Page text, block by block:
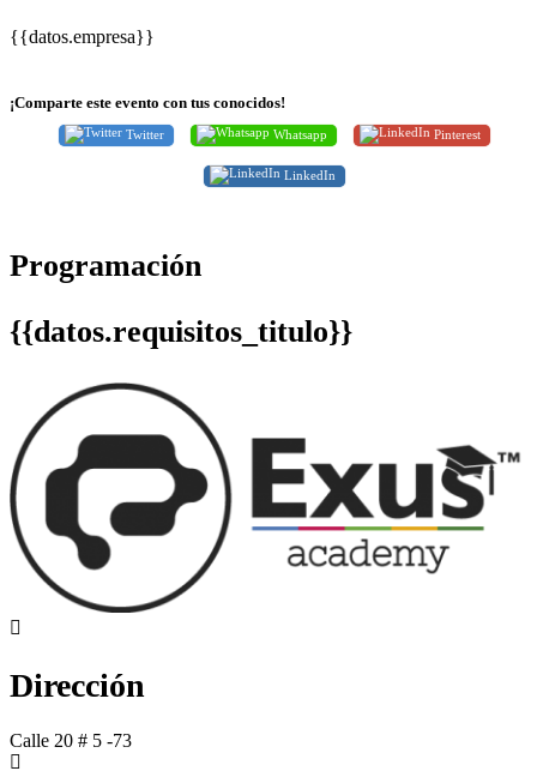
{{datos.empresa}}
¡Comparte este evento con tus conocidos!
Twitter Whatsapp Pinterest
LinkedIn
Programación
{{datos.requisitos_titulo}}
Dirección
Calle 20 # 5 -73